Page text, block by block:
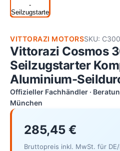
VITTORAZI MOTORSSKU:
Vittorazi Cosmos
Seilzugstarter
Aluminium-
Offizieller Fachhändler ·
München
285,45 €
Bruttopreis inkl. MwSt. für DE/